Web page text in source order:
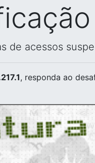
de acessos
, responda ao